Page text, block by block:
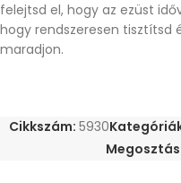
felejtsd el, hogy az ezüst
hogy rendszeresen tisztítsd
maradjon.
Cikkszám: 5930